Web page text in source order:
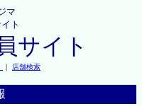
マ
ト
サイト
｜ 店舗検索